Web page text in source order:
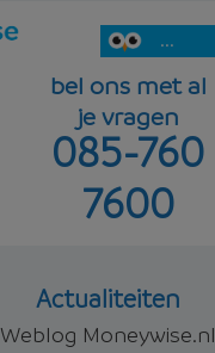
...
bel ons met al
je vragen
085-760
7600
Actualiteiten
Weblog Moneywise.nl